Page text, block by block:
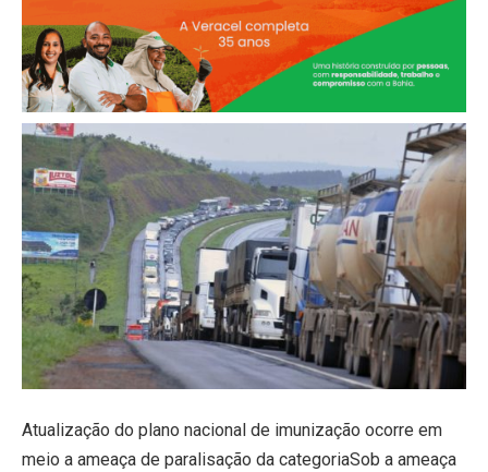
Atualização do plano nacional de imunização ocorre em
meio a ameaça de paralisação da categoriaSob a ameaça